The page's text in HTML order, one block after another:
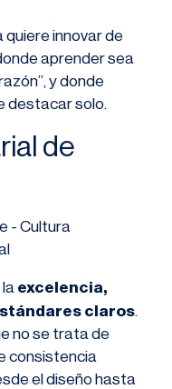
quiere innovar de
aprender sea
y donde
destacar solo.
de
excelencia,
claros.
no se trata de
consistencia
el diseño hasta